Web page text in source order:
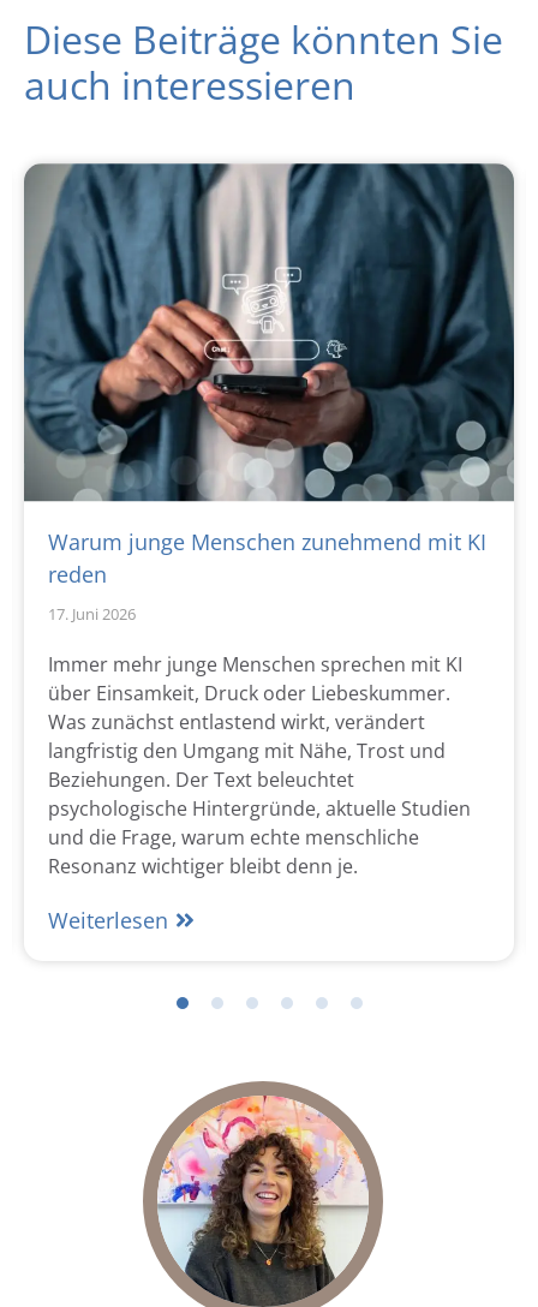
Diese Beiträge könnten Sie
auch interessieren
Warum junge Menschen zunehmend mit KI
reden
17. Juni 2026
Immer mehr junge Menschen sprechen mit KI
über Einsamkeit, Druck oder Liebeskummer.
Was zunächst entlastend wirkt, verändert
langfristig den Umgang mit Nähe, Trost und
Beziehungen. Der Text beleuchtet
psychologische Hintergründe, aktuelle Studien
und die Frage, warum echte menschliche
Resonanz wichtiger bleibt denn je.
Weiterlesen